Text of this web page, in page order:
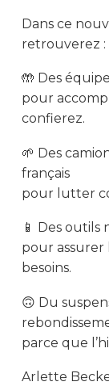
Dans ce
retrouverez :
🤲 Des
pour
confierez.
🌱 Des
français
pour lutter
📱 Des
pour assurer
besoins.
🙃 Du
parce que
Arlette